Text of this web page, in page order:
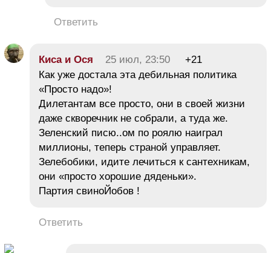
Ответить
Киса и Ося 25 июл, 23:50
+21
Как уже достала эта дебильная политика
«Просто надо»!
Дилетантам все просто, они в своей жизни
даже скворечник не собрали, а туда же.
Зеленский писю..ом по роялю наиграл
миллионы, теперь страной управляет.
Зелебобики, идите лечиться к сантехникам,
они «просто хорошие дяденьки».
Партия свиноЙобов !
Ответить